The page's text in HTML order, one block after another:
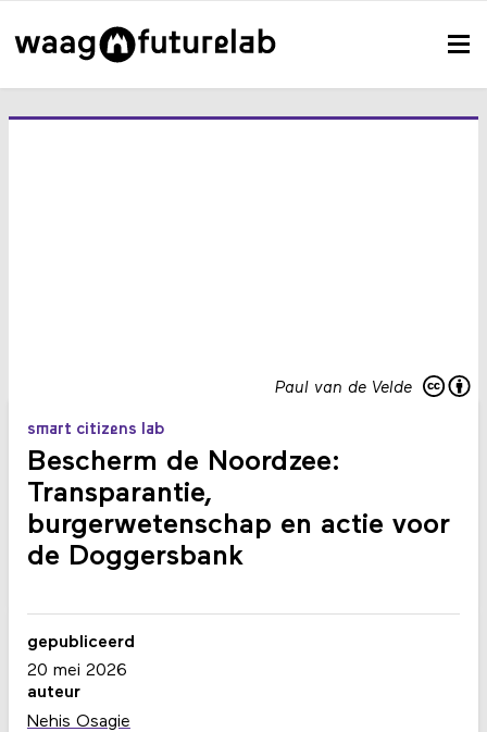
Paul van de Velde
smart citizens lab
Bescherm de Noordzee:
Transparantie,
burgerwetenschap en actie voor
de Doggersbank
gepubliceerd
20 mei 2026
auteur
Nehis Osagie